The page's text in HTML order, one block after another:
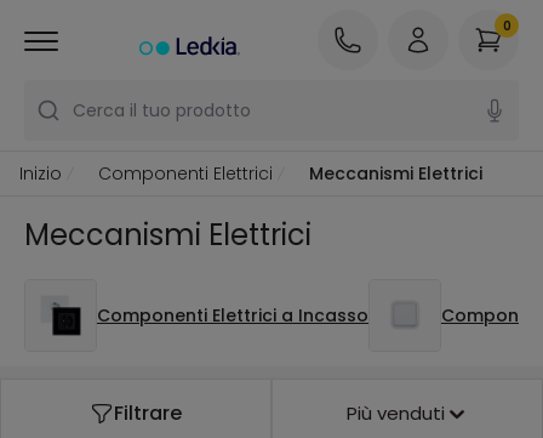
Cerca il tuo prodotto
0
Inizio Componenti Elettrici Meccanismi Elettrici
Meccanismi Elettrici
Componenti Elettrici a Incasso
Filtrare Più venduti